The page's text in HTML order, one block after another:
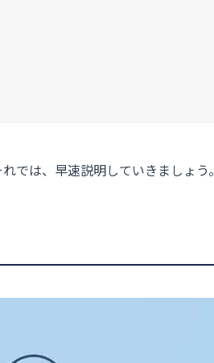
では、早速説明していきましょう。